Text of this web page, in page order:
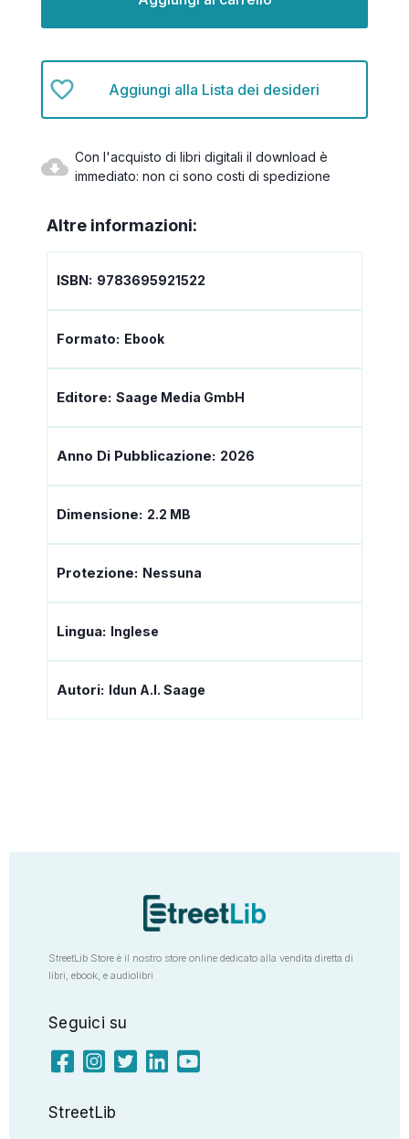
Aggiungi alla Lista dei desideri
Con l'acquisto di libri digitali il download è
immediato: non ci sono costi di spedizione
Altre informazioni:
ISBN: 9783695921522
Formato: Ebook
Editore: Saage Media GmbH
Anno Di Pubblicazione: 2026
Dimensione: 2.2 MB
Protezione: Nessuna
Lingua: Inglese
Autori: Idun A.I. Saage
StreetLib Store è il nostro store online dedicato alla vendita diretta di
libri, ebook, e audiolibri
Seguici su
StreetLib